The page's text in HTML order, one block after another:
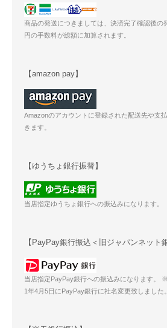
商品の発送につきましては、決済完了確認後の
円の手数料が総額に加算されます。
【amazon pay】
Amazonのアカウントに登録された配送先や支
きます。
【ゆうちょ銀行振替】
当店指定ゆうちょ銀行への振込みになります。
【PayPay銀行振込＜旧ジャパンネット
当店指定PayPay銀行への振込みになります。
1年4月5日にPayPay銀行に社名変更致しました。